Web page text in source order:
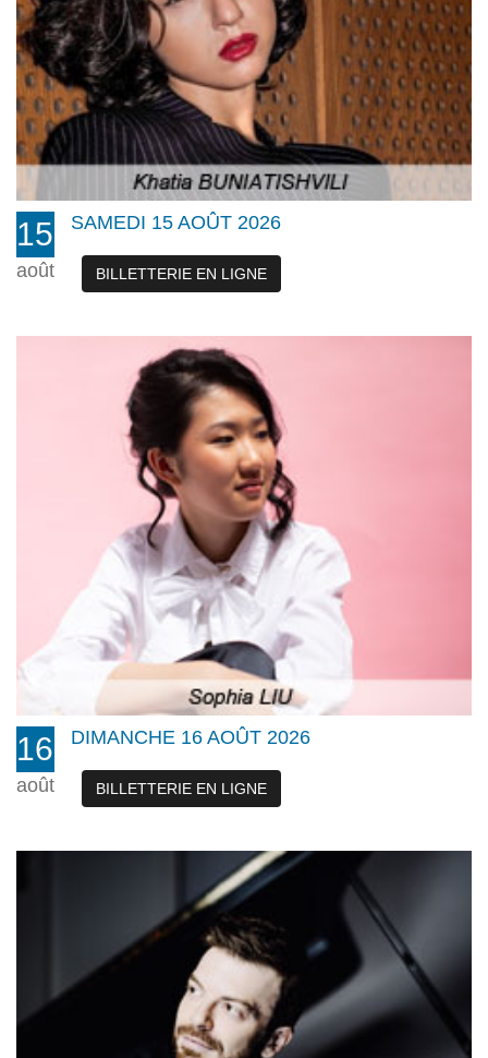
15
août
SAMEDI 15 AOÛT 2026
BILLETTERIE EN LIGNE
16
août
DIMANCHE 16 AOÛT 2026
BILLETTERIE EN LIGNE